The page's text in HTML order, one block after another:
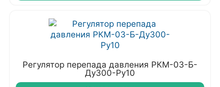
Регулятор перепада давления РКМ-03-Б-
Ду300-Ру10